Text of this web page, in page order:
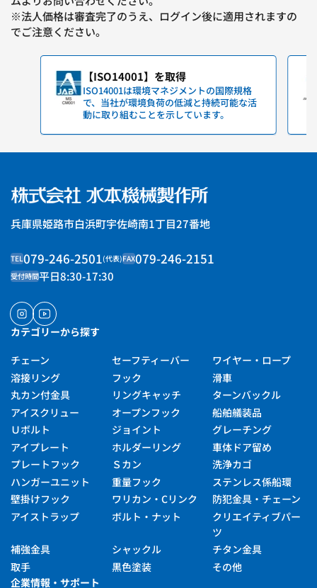
※法人価格は審査完了のうえ、ログイン後に適用されますの
でご注意ください。
【ISO14001】を取得
ISO14001は環境マネジメントの国際規格
で、当社が環境負荷の低減と持続可能な活
動に取り組むことを示しています。
兵庫県姫路市白浜町宇佐崎南1丁目27番地
TEL079-246-2501(代表)FAX079-246-2151
受付時間平日8:30-17:30
インスタグラム ユーチューブ
カテゴリーから探す
チェーン
溶接リング
丸カン付金具
アイスクリュー
Ｕボルト
アイプレート
プレートフック
ハンガーユニット
壁掛けフック
アイストラップ
補強金具
取手
セーフティーバー
フック
リングキャッチ
オープンフック
ジョイント
ホルダーリング
Ｓカン
重量フック
ワリカン・Cリンク
ボルト・ナット
シャックル
黒色塗装
ワイヤー・ロープ
滑車
ターンバックル
船舶艤装品
グレーチング
車体ドア留め
洗浄カゴ
ステンレス係船環
防犯金具・チェーン
クリエイティブパー
ツ
チタン金具
その他
企業情報・サポート